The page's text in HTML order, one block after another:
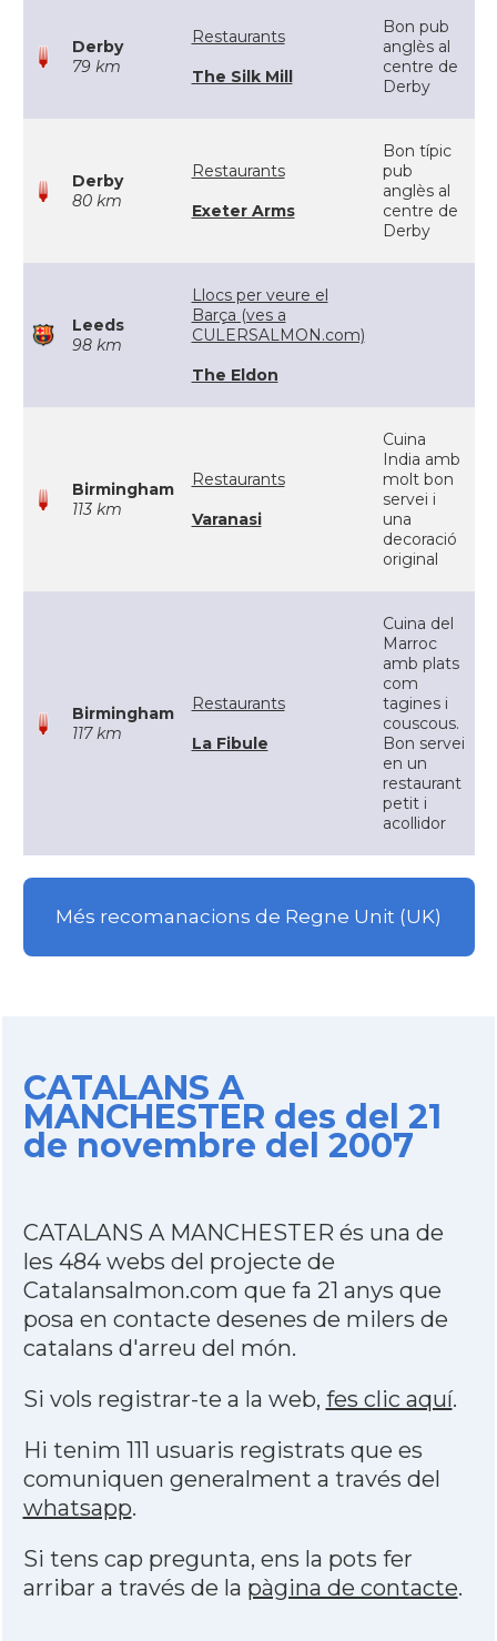
Derby
79 km
Restaurants
The Silk Mill
Bon pub
anglès al
centre de
Derby
Derby
80 km
Restaurants
Exeter Arms
Bon típic
pub
anglès al
centre de
Derby
Leeds
98 km
Llocs per veure el
Barça (ves a
CULERSALMON.com)
The Eldon
Birmingham
113 km
Restaurants
Varanasi
Cuina
India amb
molt bon
servei i
una
decoració
original
Birmingham
117 km
Restaurants
La Fibule
Cuina del
Marroc
amb plats
com
tagines i
couscous.
Bon servei
en un
restaurant
petit i
acollidor
Més recomanacions de Regne Unit (UK)
CATALANS A
MANCHESTER des del 21
de novembre del 2007
CATALANS A MANCHESTER és una de
les 484 webs del projecte de
Catalansalmon.com que fa 21 anys que
posa en contacte desenes de milers de
catalans d'arreu del món.
Si vols registrar-te a la web, fes clic aquí.
Hi tenim 111 usuaris registrats que es
comuniquen generalment a través del
whatsapp.
Si tens cap pregunta, ens la pots fer
arribar a través de la pàgina de contacte.